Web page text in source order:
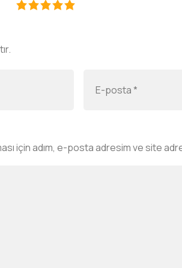
için adım, e-posta adresim ve site